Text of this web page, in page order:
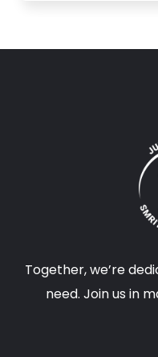
Together, we’re
need. Join us in